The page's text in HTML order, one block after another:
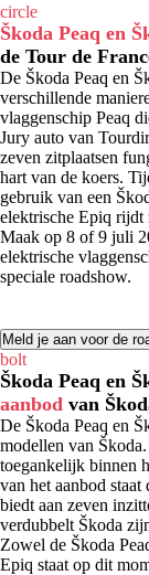
circle
Škoda Peaq en
de Tour de
De Škoda Peaq en
verschillende
vlaggenschip Peaq
Jury auto van
zeven zitplaatsen
hart van de koers.
gebruik van een
elektrische Epiq rijdt
Maak op 8 of 9 juli
elektrische
speciale roadshow.
Meld je aan voor de
bolt
Škoda Peaq en
aanbod van
De Škoda Peaq en
modellen van
toegankelijk binnen
van het aanbod
biedt aan zeven
verdubbelt Škoda
Zowel de Škoda
Epiq staat op dit